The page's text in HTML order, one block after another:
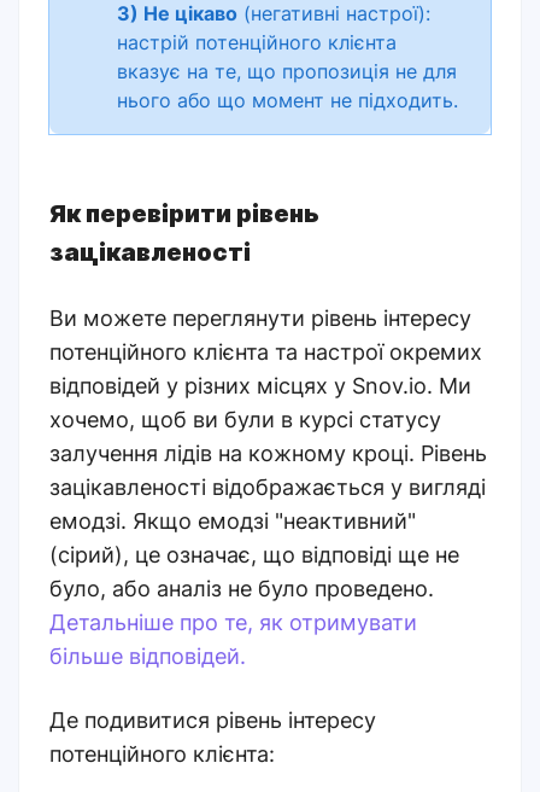
3) Не цікаво (негативні настрої):
настрій потенційного клієнта
вказує на те, що пропозиція не для
нього або що момент не підходить.
Як перевірити рівень
зацікавленості
Ви можете переглянути рівень інтересу
потенційного клієнта та настрої окремих
відповідей у ​​різних місцях у Snov.io. Ми
хочемо, щоб ви були в курсі статусу
залучення лідів на кожному кроці. Рівень
зацікавленості відображається у вигляді
емодзі. Якщо емодзі "неактивний"
(сірий), це означає, що відповіді ще не
було, або аналіз не було проведено.
Детальніше про те, як отримувати
більше відповідей.
Де подивитися рівень інтересу
потенційного клієнта: